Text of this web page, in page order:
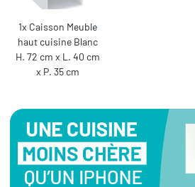
1x Caisson Meuble
haut cuisine Blanc
H. 72 cm x L. 40 cm
x P. 35 cm